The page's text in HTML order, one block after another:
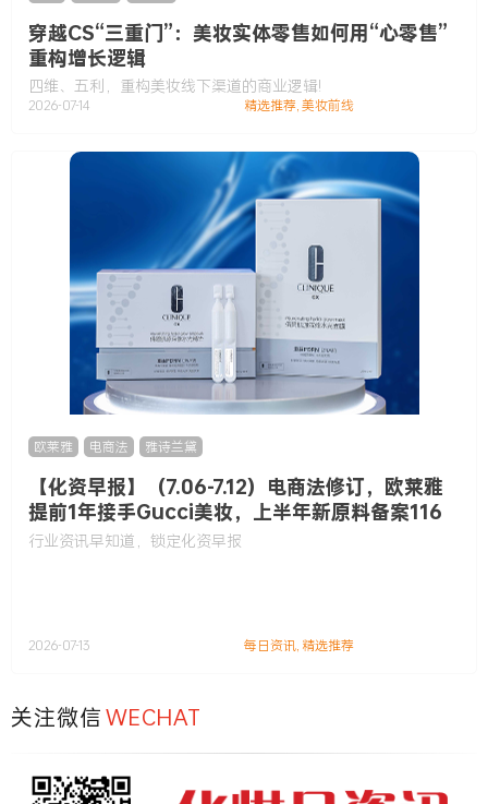
穿越CS“三重门”：美妆实体零售如何用“心零售”
重构增长逻辑
四维、五利，重构美妆线下渠道的商业逻辑!
2026-07-14 精选推荐,美妆前线
欧莱雅 电商法 雅诗兰黛
【化资早报】（7.06-7.12）电商法修订，欧莱雅
提前1年接手Gucci美妆，上半年新原料备案116
款……
行业资讯早知道，锁定化资早报
2026-07-13 每日资讯,精选推荐
关注微信WECHAT